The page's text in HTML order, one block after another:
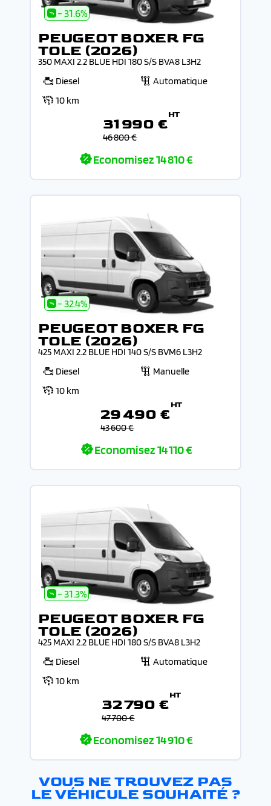
- 31.6%
PEUGEOT BOXER FG
TOLE (2026)
350 MAXI 2.2 BLUE HDI 180 S/S BVA8 L3H2
Diesel
Automatique
10 km
31 990 €
HT
46 800 €
Economisez14 810 €
- 32.4%
PEUGEOT BOXER FG
TOLE (2026)
425 MAXI 2.2 BLUE HDI 140 S/S BVM6 L3H2
Diesel
Manuelle
10 km
29 490 €
HT
43 600 €
Economisez14 110 €
- 31.3%
PEUGEOT BOXER FG
TOLE (2026)
425 MAXI 2.2 BLUE HDI 180 S/S BVA8 L3H2
Diesel
Automatique
10 km
32 790 €
HT
47 700 €
Economisez14 910 €
VOUS NE TROUVEZ PAS
LE VÉHICULE SOUHAITÉ ?